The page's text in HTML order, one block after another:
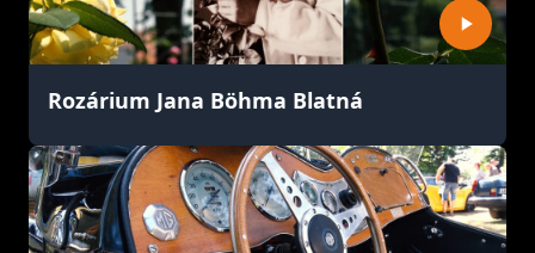
Rozárium Jana Böhma Blatná